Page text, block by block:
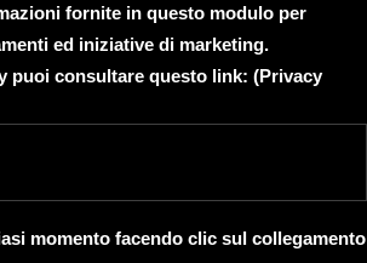
fornite in questo modulo per
ed iniziative di marketing.
puoi consultare questo link: (Privacy
momento facendo clic sul collegamento